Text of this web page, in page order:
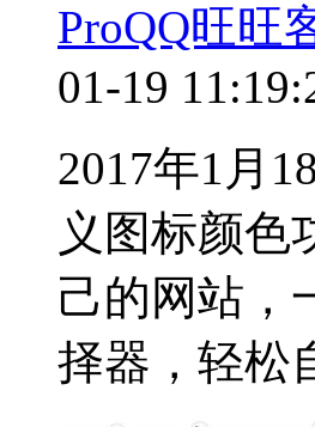
ProQQ旺旺
01-19
2017年1月
义图标颜色
己的网站，
择器，轻松